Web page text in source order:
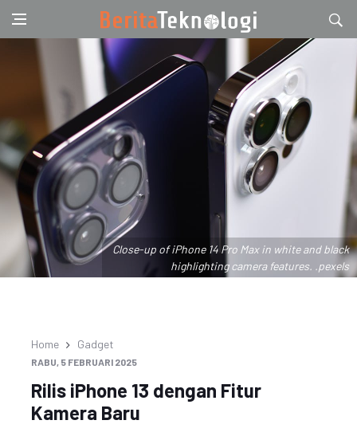
Close-up of iPhone 14 Pro Max in white and black
highlighting camera features. .pexels
Home Gadget
RABU, 5 FEBRUARI 2025
Rilis iPhone 13 dengan Fitur
Kamera Baru